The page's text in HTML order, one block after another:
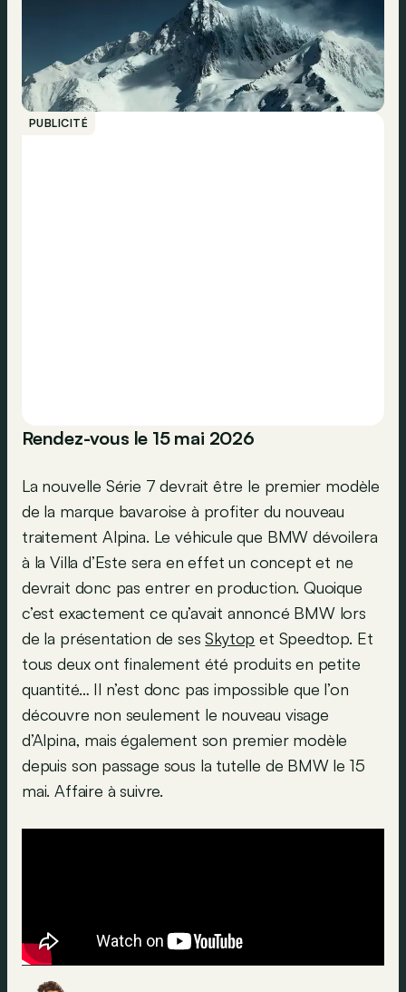
PUBLICITÉ
Rendez-vous le 15 mai 2026
La nouvelle Série 7 devrait être le premier modèle
de la marque bavaroise à profiter du nouveau
traitement Alpina. Le véhicule que BMW dévoilera
à la Villa d’Este sera en effet un concept et ne
devrait donc pas entrer en production. Quoique
c’est exactement ce qu’avait annoncé BMW lors
de la présentation de sesSkytop et Speedtop. Et
tous deux ont finalement été produits en petite
quantité… Il n’est donc pas impossible que l’on
découvre non seulement le nouveau visage
d’Alpina, mais également son premier modèle
depuis son passage sous la tutelle de BMW le 15
mai. Affaire à suivre.